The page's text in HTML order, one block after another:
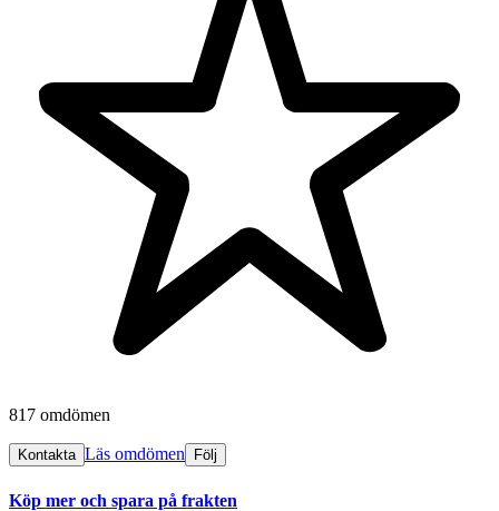
817 omdömen
Kontakta Läs omdömen Följ
Köp mer och spara på frakten